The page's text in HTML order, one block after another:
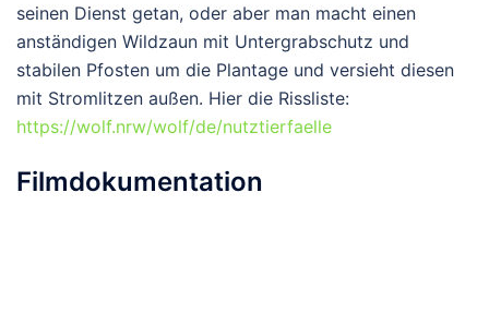
seinen Dienst getan, oder aber man macht einen
anständigen Wildzaun mit Untergrabschutz und
stabilen Pfosten um die Plantage und versieht diesen
mit Stromlitzen außen. Hier die Rissliste:
https://wolf.nrw/wolf/de/nutztierfaelle
Filmdokumentation